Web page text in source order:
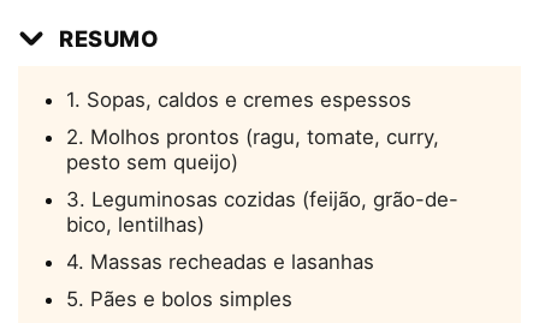
RESUMO
1. Sopas, caldos e cremes espessos
2. Molhos prontos (ragu, tomate, curry,
pesto sem queijo)
3. Leguminosas cozidas (feijão, grão-de-
bico, lentilhas)
4. Massas recheadas e lasanhas
5. Pães e bolos simples